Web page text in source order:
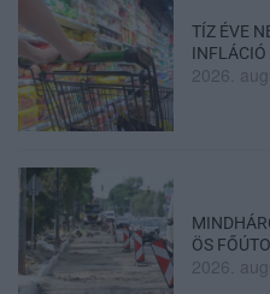
TÍZ ÉVE
INFLÁCIÓ
2026.
ÖS
2026.